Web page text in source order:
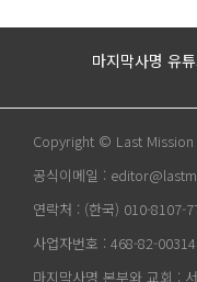
마지막사명 유
Copyright © Last Mission
공식이메일 :
연락처 : (한국) 010-8107-
사업자번호 : 468-82-
마지막사명 본부와 교회 :